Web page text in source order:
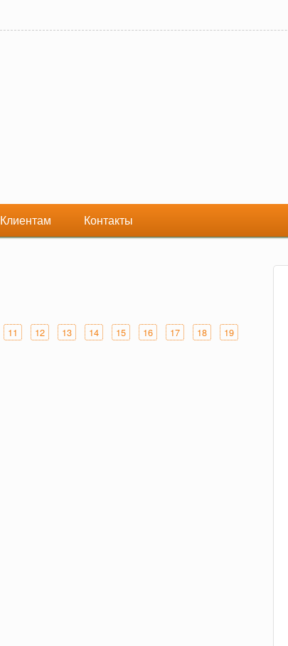
Клиентам Контакты
11 12 13 14 15 16 17 18
19